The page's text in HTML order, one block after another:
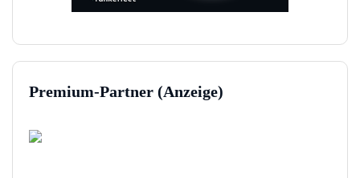
Premium-Partner (Anzeige)